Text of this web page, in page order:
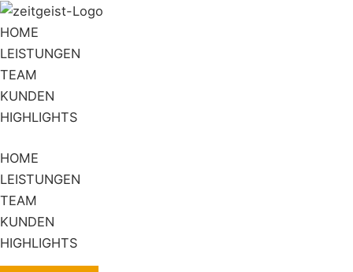
Zum
Inhalt
springen
HOME
LEISTUNGEN
TEAM
KUNDEN
HIGHLIGHTS
HOME
LEISTUNGEN
TEAM
KUNDEN
HIGHLIGHTS
Flyout
Menu